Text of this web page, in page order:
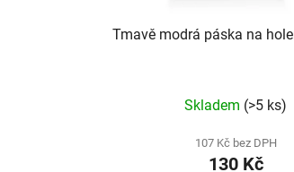
Tmavě modrá páska na
Skladem (>5 ks)
107 Kč bez DPH
130 Kč